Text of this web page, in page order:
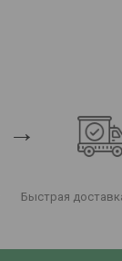
→
Быстрая